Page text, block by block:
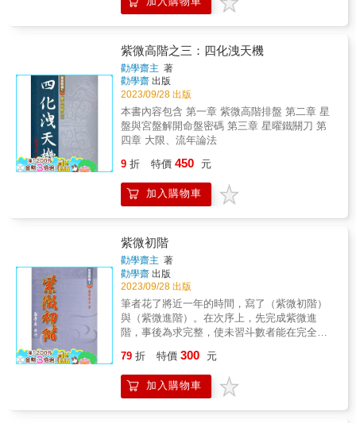
說明書」，入門者、研究者、甚至企業人資都
能很快的掌握重點。 *** 1.東方星理學（單星
格優缺點，入門必讀聖典！ 2.東方星理學（區
塊篇） 進一步說明星盤中十二區塊的作用和影
響，不僅可以更了解自己的天賦傾向、優勢弱
勢，更可對應自己與他人的互動方式，以及推
斷自己未來的發展方向。 3.東方星理學（雙星
互聯篇） 探討單一區塊中雙主星的融合、互
制，進一步討論兩顆星宿相互的影響和磁場變
南轅北轍又該怎麼解釋？每種組合附有5張圖
表，全書近400張，詳盡分析區塊位置、8項能
力和14項人格特質，讓您充分了解自己的潛藏
本書主要描述東方星理學星盤中的四顆星： 資
源星、掌握星、顯耀星、阻礙星。 每個人都有
這「四顆星」，落於星盤中的不同區塊，便代
表不同的意義， 這是人生藍圖中的重要標記，
標記出人生的高低起伏，一個人最重視的主
題、最容易受挫的地方，例如感情和婚姻； 也
可能標記人生的短板，像是理財投資等等。 了
解標記的意義，便能補自己的不足、平衡優
缺， 掌握了這四顆變異星的特徵和落點，便可
準備，讓自己面對有高峰低谷的人生之路，依
舊能穩定前進，胸有成竹。
洩天機），約莫在戊子年孟冬，即可與讀者見
讀者不埘來電期盼，再來感謝所有勸學齋的學
員，有大家的聽課與發問，襄我得以完全抒發
我所知，並鑽研原來所不知，真所謂（教學相
長）． & 這本（紫微高階之二．四化滴天髓）
寫作過程，除感謝林萬福的上課筆記，高雄班
張麗滿幫我畫圖外，中壢班周教授桐明的校正
與提議，台南班的陳老師友城，黃昆隆，談永
芬以及高雄班王淑品，不分日夜地勘誤，令我
感念． & 人生本在佈滿（加減乘除）機制的路
與除，也就是達到趨吉避凶的目的．趨吉避凶
在斗數即是趨祿避忌．在這幾本書中，筆者不
揣鄙陃，和盤托出，僅當作野人獻曝可也． &
紫微高階之三：四化洩天機
勸學齋主 著
勸學齋 出版
2023/09/28 出版
本書內容包含 第一章 紫微高階排盤 第二章 星
盤與宮盤解開命盤密碼 第三章 星曜鐵關刀 第
四章 大限、流年論法
9 折 特價 450 元
加入購物車
紫微初階
勸學齋主 著
勸學齋 出版
2023/09/28 出版
筆者花了將近一年的時間，寫了（紫微初階）
與（紫微進階）。在次序上，先完成紫微進
階，事後為求完整，使未習斗數者能在完全不
出版，待到紫微初階脫稿，一併呈給讀者。
（紫微初階）的斗數的起源，與斗數一般查表
排盤，皆作最詳盡的解說，而且兼採各家論
79 折 特價 300 元
加入購物車